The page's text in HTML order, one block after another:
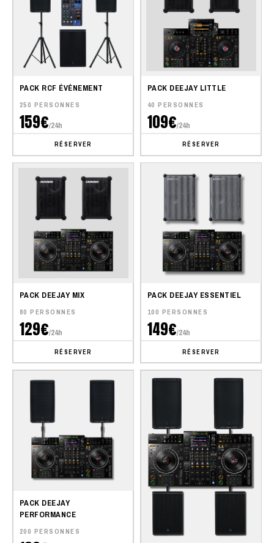
PACK RCF ÉVÉNEMENT
250 PERSONNES
159€/24h
RÉSERVER
PACK DEEJAY LITTLE
40 PERSONNES
109€/24h
RÉSERVER
PACK DEEJAY MIX
80 PERSONNES
129€/24h
RÉSERVER
PACK DEEJAY ESSENTIEL
100 PERSONNES
149€/24h
RÉSERVER
PACK DEEJAY
PERFORMANCE
200 PERSONNES